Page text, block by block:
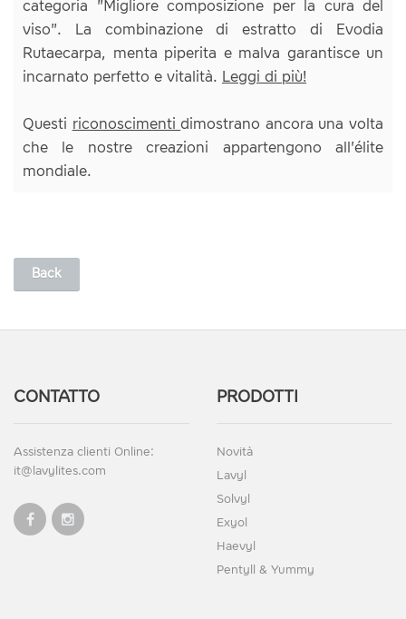
categoria "Migliore composizione per la cura del
viso". La combinazione di estratto di Evodia
Rutaecarpa, menta piperita e malva garantisce un
incarnato perfetto e vitalità. Leggi di più!
Questi riconoscimentidimostrano ancora una volta
che le nostre creazioni appartengono all'élite
mondiale.
Back
CONTATTO
Assistenza clienti Online:
it@lavylites.com
PRODOTTI
Novità
Lavyl
Solvyl
Exyol
Haevyl
Pentyll & Yummy